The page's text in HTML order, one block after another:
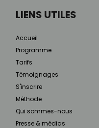
LIENS UTILES
Accueil
Programme
Tarifs
Témoignages
S'inscrire
Méthode
Qui sommes-nous
Presse & médias